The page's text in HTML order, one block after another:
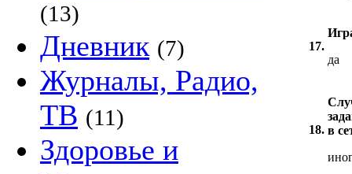
(13)
Дневник (7)
Журналы, Радио,
ТВ (11)
Здоровье и
17.
да
18. в